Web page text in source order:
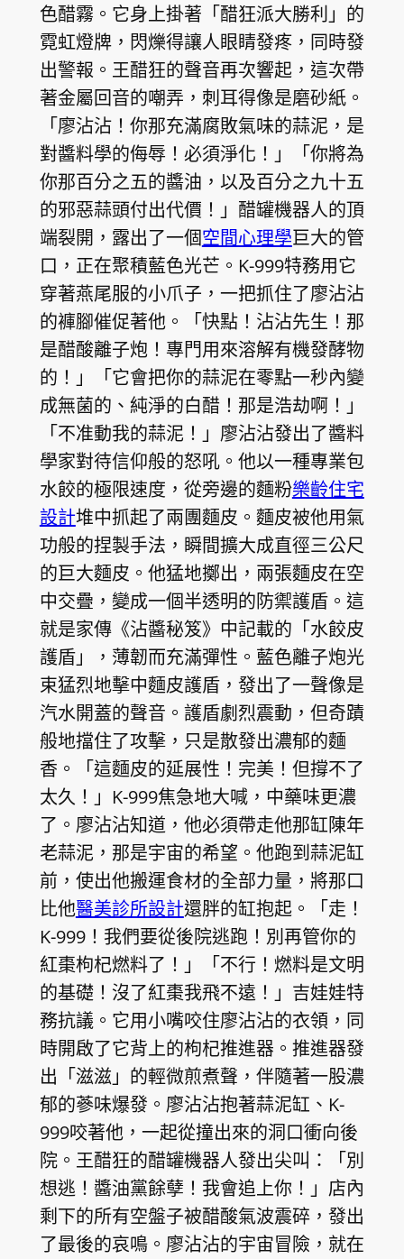
色醋霧。它身上掛著「醋狂派大勝利」的
霓虹燈牌，閃爍得讓人眼睛發疼，同時發
出警報。王醋狂的聲音再次響起，這次帶
著金屬回音的嘲弄，刺耳得像是磨砂紙。
「廖沾沾！你那充滿腐敗氣味的蒜泥，是
對醬料學的侮辱！必須淨化！」「你將為
你那百分之五的醬油，以及百分之九十五
的邪惡蒜頭付出代價！」醋罐機器人的頂
端裂開，露出了一個空間心理學巨大的管
口，正在聚積藍色光芒。K-999特務用它
穿著燕尾服的小爪子，一把抓住了廖沾沾
的褲腳催促著他。「快點！沾沾先生！那
是醋酸離子炮！專門用來溶解有機發酵物
的！」「它會把你的蒜泥在零點一秒內變
成無菌的、純淨的白醋！那是浩劫啊！」
「不准動我的蒜泥！」廖沾沾發出了醬料
學家對待信仰般的怒吼。他以一種專業包
水餃的極限速度，從旁邊的麵粉樂齡住宅
設計堆中抓起了兩團麵皮。麵皮被他用氣
功般的捏製手法，瞬間擴大成直徑三公尺
的巨大麵皮。他猛地擲出，兩張麵皮在空
中交疊，變成一個半透明的防禦護盾。這
就是家傳《沾醬秘笈》中記載的「水餃皮
護盾」，薄韌而充滿彈性。藍色離子炮光
束猛烈地擊中麵皮護盾，發出了一聲像是
汽水開蓋的聲音。護盾劇烈震動，但奇蹟
般地擋住了攻擊，只是散發出濃郁的麵
香。「這麵皮的延展性！完美！但撐不了
太久！」K-999焦急地大喊，中藥味更濃
了。廖沾沾知道，他必須帶走他那缸陳年
老蒜泥，那是宇宙的希望。他跑到蒜泥缸
前，使出他搬運食材的全部力量，將那口
比他醫美診所設計還胖的缸抱起。「走！
K-999！我們要從後院逃跑！別再管你的
紅棗枸杞燃料了！」「不行！燃料是文明
的基礎！沒了紅棗我飛不遠！」吉娃娃特
務抗議。它用小嘴咬住廖沾沾的衣領，同
時開啟了它背上的枸杞推進器。推進器發
出「滋滋」的輕微煎煮聲，伴隨著一股濃
郁的蔘味爆發。廖沾沾抱著蒜泥缸、K-
999咬著他，一起從撞出來的洞口衝向後
院。王醋狂的醋罐機器人發出尖叫：「別
想逃！醬油黨餘孽！我會追上你！」店內
剩下的所有空盤子被醋酸氣波震碎，發出
了最後的哀鳴。廖沾沾的宇宙冒險，就在